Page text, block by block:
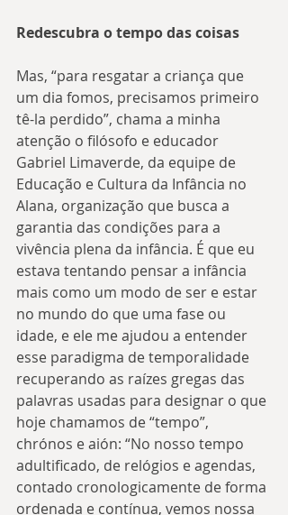
Redescubra o tempo das coisas
Mas, “para resgatar a criança que
um dia fomos, precisamos primeiro
tê-la perdido”, chama a minha
atenção o filósofo e educador
Gabriel Limaverde, da equipe de
Educação e Cultura da Infância no
Alana, organização que busca a
garantia das condições para a
vivência plena da infância. É que eu
estava tentando pensar a infância
mais como um modo de ser e estar
no mundo do que uma fase ou
idade, e ele me ajudou a entender
esse paradigma de temporalidade
recuperando as raízes gregas das
palavras usadas para designar o que
hoje chamamos de “tempo”,
chrónos e aión: “No nosso tempo
adultificado, de relógios e agendas,
contado cronologicamente de forma
ordenada e contínua, vemos nossa